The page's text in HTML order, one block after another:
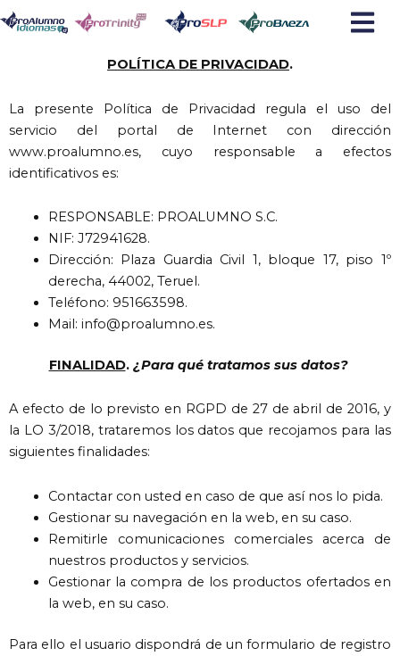
Ir
POLÍTICA DE PRIVACIDAD.
La presente Política de Privacidad regula el uso del
servicio del portal de Internet con dirección
www.proalumno.es, cuyo responsable a efectos
identificativos es:
RESPONSABLE: PROALUMNO S.C.
NIF: J72941628.
Dirección: Plaza Guardia Civil 1, bloque 17, piso 1º
derecha, 44002, Teruel.
Teléfono: 951663598.
Mail: info@proalumno.es.
FINALIDAD. ¿Para qué tratamos sus datos?
A efecto de lo previsto en RGPD de 27 de abril de 2016, y
la LO 3/2018, trataremos los datos que recojamos para las
siguientes finalidades:
Contactar con usted en caso de que así nos lo pida.
Gestionar su navegación en la web, en su caso.
Remitirle comunicaciones comerciales acerca de
nuestros productos y servicios.
Gestionar la compra de los productos ofertados en
la web, en su caso.
Para ello el usuario dispondrá de un formulario de registro